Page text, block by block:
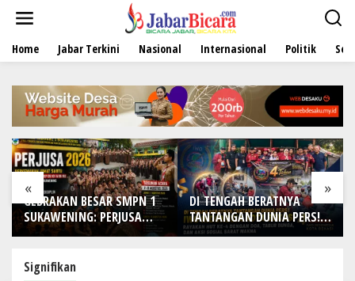
t
Home Jabar Terkini Nasional Internasional Politik
« »
GEBRAKAN BESAR SMPN 1
SUKAWENING: PERJUSA
2026 TEMPA KARAKTER,
KEPANDUAN SISWA
DI TENGAH BERATNYA
TANTANGAN DUNIA PERS!
IWO Indonesia Kota
Signifikan